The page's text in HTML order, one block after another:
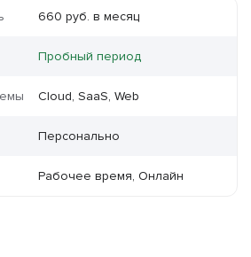
660 руб. в месяц
Пробный период
Cloud, SaaS, Web
Персонально
Рабочее время, Онлайн